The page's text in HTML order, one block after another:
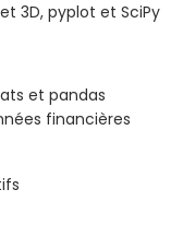
3D, pyplot et SciPy
et pandas
financières